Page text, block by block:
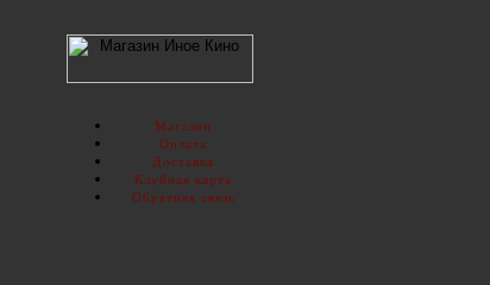
Магазин
Оплата
Доставка
Клубная карта
Обратная связь